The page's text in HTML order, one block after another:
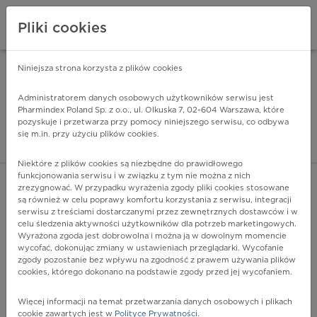
Pharmindex - lider
ZALOGUJ SIĘ
B30 - Wirusowe zapalenie spojówek
Więcej na lekiicd10.pl
Pliki cookies
Niniejsza strona korzysta z plików cookies
Administratorem danych osobowych użytkowników serwisu jest
Pharmindex Poland Sp. z o.o., ul. Olkuska 7, 02-604 Warszawa, które
pozyskuje i przetwarza przy pomocy niniejszego serwisu, co odbywa
się m.in. przy użyciu plików cookies.
Niektóre z plików cookies są niezbędne do prawidłowego
funkcjonowania serwisu i w związku z tym nie można z nich
zrezygnować. W przypadku wyrażenia zgody pliki cookies stosowane
są również w celu poprawy komfortu korzystania z serwisu, integracji
serwisu z treściami dostarczanymi przez zewnętrznych dostawców i w
celu śledzenia aktywności użytkowników dla potrzeb marketingowych.
Wyrażona zgoda jest dobrowolna i można ją w dowolnym momencie
wycofać, dokonując zmiany w ustawieniach przeglądarki. Wycofanie
zgody pozostanie bez wpływu na zgodność z prawem używania plików
cookies, którego dokonano na podstawie zgody przed jej wycofaniem.
Więcej informacji na temat przetwarzania danych osobowych i plikach
cookie zawartych jest w Polityce Prywatności.
ZA DARMO - w Google Play INSTALUJ